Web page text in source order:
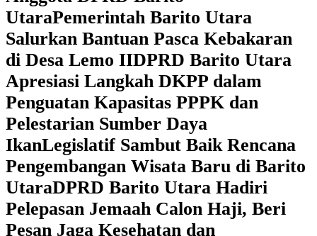
UtaraPemerintah Barito Utara
Salurkan Bantuan Pasca Kebakaran
di Desa Lemo IIDPRD Barito Utara
Apresiasi Langkah DKPP dalam
Penguatan Kapasitas PPPK dan
Pelestarian Sumber Daya
IkanLegislatif Sambut Baik Rencana
Pengembangan Wisata Baru di Barito
UtaraDPRD Barito Utara Hadiri
Pelepasan Jemaah Calon Haji, Beri
Pesan Jaga Kesehatan dan